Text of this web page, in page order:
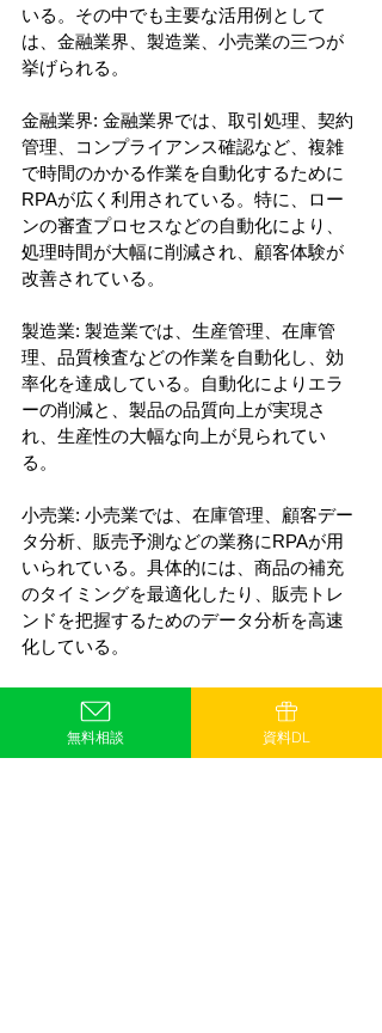
いる。その中でも主要な活用例として
は、金融業界、製造業、小売業の三つが
挙げられる。
金融業界: 金融業界では、取引処理、契約
管理、コンプライアンス確認など、複雑
で時間のかかる作業を自動化するために
RPAが広く利用されている。特に、ロー
ンの審査プロセスなどの自動化により、
処理時間が大幅に削減され、顧客体験が
改善されている。
製造業: 製造業では、生産管理、在庫管
理、品質検査などの作業を自動化し、効
率化を達成している。自動化によりエラ
ーの削減と、製品の品質向上が実現さ
れ、生産性の大幅な向上が見られてい
る。
小売業: 小売業では、在庫管理、顧客デー
タ分析、販売予測などの業務にRPAが用
いられている。具体的には、商品の補充
のタイミングを最適化したり、販売トレ
ンドを把握するためのデータ分析を高速
化している。
これらの例からもわかるように、RPAセ
ールスエンジニアは多種多様な業界に対
して、RPAの可能性を広げるための重要
無料相談 資料DL